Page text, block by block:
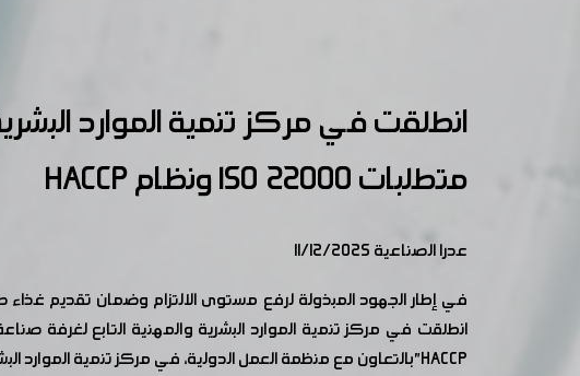
انطلقت في مركز تنمية الموارد
متطلبات ISO 22000 ونظام HACCP
عدرا الصناعية 11/12/2025
في إطار الجهود المبذولة لرفع مستوى الالتزام وضمان تقديم
HACCP"بالتعاون مع منظمة العمل الدولية، في مركز تنمية الموارد البشرية والمهنية التابع لغرفة الصناعة بمدينة عدرا الصناعية.